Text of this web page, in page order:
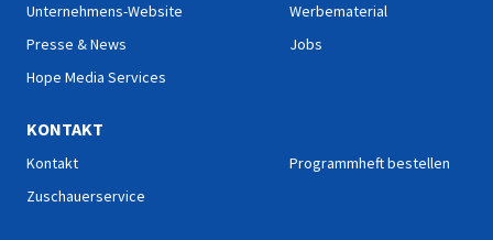
Unternehmens-Website
Presse & News
Hope Media Services
Werbematerial
Jobs
KONTAKT
Kontakt
Zuschauerservice
Programmheft bestellen